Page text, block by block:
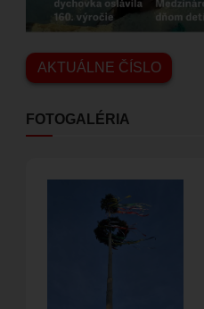
AKTUÁLNE ČÍSLO
FOTOGALÉRIA